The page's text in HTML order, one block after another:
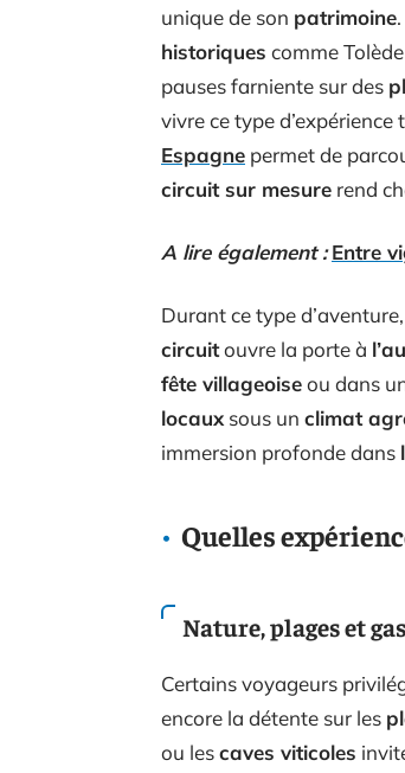
unique de son patrimoine
historiques comme
pauses farniente sur des
vivre ce type
Espagne permet de
circuit sur mesure rend
A lire également : Entre
Durant ce type
circuitouvre la porte à
fête villageoiseou dans
locaux sous un climat
immersion profonde dans
Quelles
Nature, plages et
Certains voyageurs
encore la détente sur les
ou lescaves viticoles